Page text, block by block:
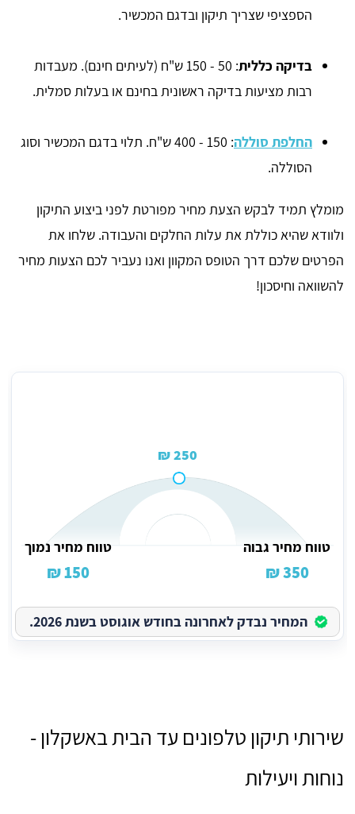
הספציפי שצריך תיקון ובדגם המכשיר.
בדיקה כללית
: 50 - 150 ש"ח (לעיתים חינם). מעבדות
רבות מציעות בדיקה ראשונית בחינם או בעלות סמלית.
החלפת סוללה
: 150 - 400 ש"ח. תלוי בדגם המכשיר וסוג
הסוללה.
מומלץ תמיד לבקש הצעת מחיר מפורטת לפני ביצוע התיקון
ולוודא שהיא כוללת את עלות החלקים והעבודה. שלחו את
הפרטים שלכם דרך הטופס המקוון ואנו נעביר לכם הצעות מחיר
להשוואה וחיסכון!
250 ₪
טווח מחיר גבוה
350 ₪
טווח מחיר נמוך
150 ₪
המחיר נבדק לאחרונה בחודש אוגוסט בשנת 2026.
שירותי תיקון טלפונים עד הבית באשקלון -
נוחות ויעילות